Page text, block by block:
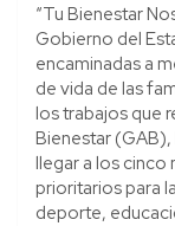
“Tu Bienestar
Gobierno del
encaminadas a
de vida de las
los trabajos que
Bienestar
llegar a los cinco
prioritarios para
deporte,